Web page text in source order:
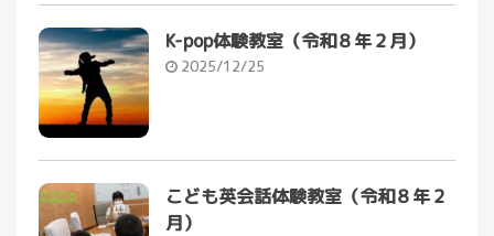
K-pop体験教室（令和８年２月）
2025/12/25
こども英会話体験教室（令和８年２
月）